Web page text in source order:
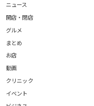
ニュース
開店・閉店
グルメ
まとめ
お店
動画
クリニック
イベント